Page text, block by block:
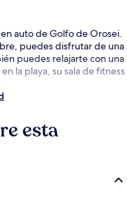
auto de Golfo de Orosei.
puedes disfrutar de una
puedes relajarte con una
la playa, su sala de fitness
esta